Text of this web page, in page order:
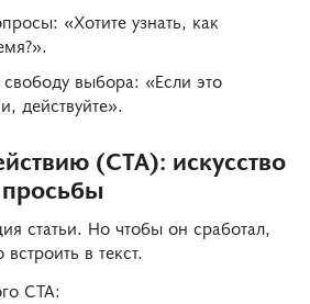
«Хотите узнать, как
выбора: «Если это
действуйте».
(CTA): искусство
статьи. Но чтобы он сработал,
в текст.
CTA: